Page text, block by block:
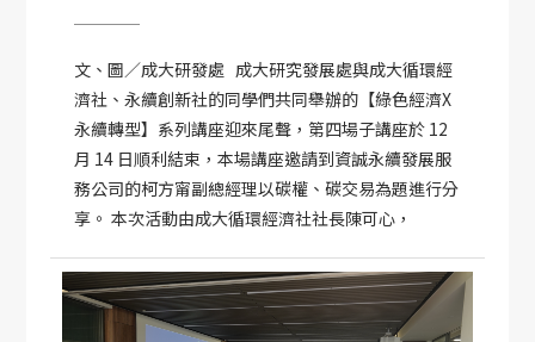
文、圖／成大研發處 成大研究發展處與成大循環經
濟社、永續創新社的同學們共同舉辦的【綠色經濟X
永續轉型】​​系列講座迎來尾聲，第四場子講座於 12
月 14 日順利結束，本場講座邀請到資誠永續發展服
務公司的柯方甯副總經理以碳權、碳交易為題進行分
享。 本次活動由成大循環經濟社社長陳可心，